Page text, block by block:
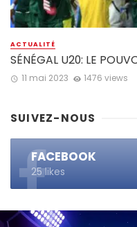
ACTUALITÉ
SÉNÉGAL U20: LE
11 mai 2023 1476 views
SUIVEZ-NOUS
FACEBOOK
25 likes